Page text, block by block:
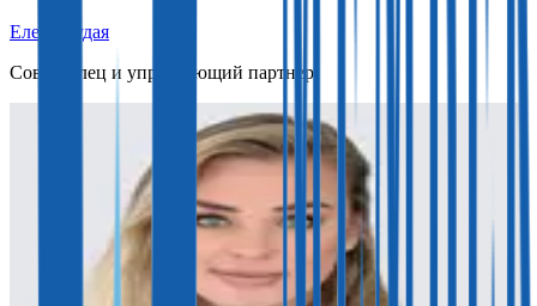
Елена Рудая
Совладелец и управляющий партнер